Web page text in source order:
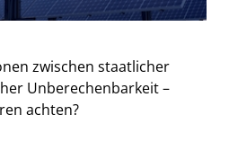
zwischen staatlicher
Unberechenbarkeit –
achten?